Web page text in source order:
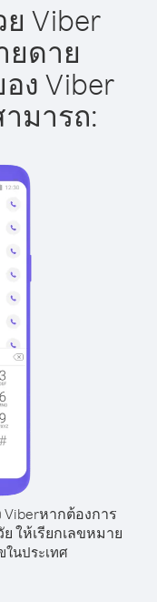
Viber
ยดาย
ง Viber
มารถ:
หากต้องการ
ให้เรียกเลขหมาย
ในประเทศ